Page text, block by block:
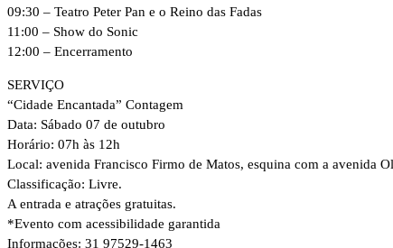
09:30 – Teatro Peter Pan e o Reino das Fadas
11:00 – Show do Sonic
12:00 – Encerramento
SERVIÇO
“Cidade Encantada” Contagem
Data: Sábado 07 de outubro
Horário: 07h às 12h
Local: avenida Francisco Firmo de Matos, esquina com a avenida
Classificação: Livre.
A entrada e atrações gratuitas.
*Evento com acessibilidade garantida
Informações: 31 97529-1463